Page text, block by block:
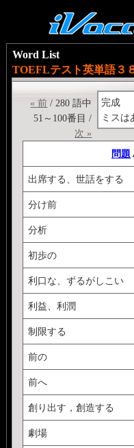
Word List
TOEFLテスト英単語
完成
ミスは
« 前 / 280 語中
51～100番目 /
次 »
問題
出席する、世話をする
分け前
分析
初歩の
利口な、ずるがしこい
利益、利潤
制限する
前の
前へ
創り出す，創造する
劇場